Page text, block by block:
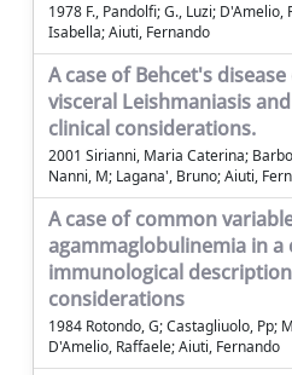
1978 F., Pandolfi; G., Luzi;
Isabella; Aiuti, Fernando
A case of Behcet's
visceral Leishmaniasis
clinical considerations.
2001 Sirianni, Maria Caterina;
Nanni, M; Lagana', Bruno; Aiuti,
A case of common
agammaglobulinemia in a
immunological
considerations
1984 Rotondo, G; Castagliuolo, Pp;
D'Amelio, Raffaele; Aiuti, Fernando